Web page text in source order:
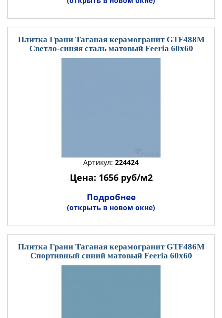
Плитка Грани Таганая керамогранит GTF488М
Светло-синяя сталь матовый Feeria 60x60
Артикул: 224424
Цена: 1656 руб/м2
Подробнее
(открыть в новом окне)
Плитка Грани Таганая керамогранит GTF486М
Спортивный синий матовый Feeria 60x60